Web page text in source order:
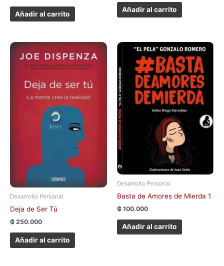
Añadir al carrito
Añadir al carrito
Desarrollo Personal
Deja de Ser Tú
₲ 250.000
Añadir al carrito
Desarrollo Personal
Basta de Amores de Mierda 1
₲ 100.000
Añadir al carrito